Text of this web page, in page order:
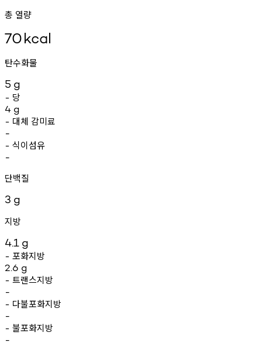
총 열량
70kcal
탄수화물
5 g
- 당
4 g
- 대체 감미료
-
- 식이섬유
-
단백질
3 g
지방
4.1 g
- 포화지방
2.6 g
- 트랜스지방
-
- 다불포화지방
-
- 불포화지방
-